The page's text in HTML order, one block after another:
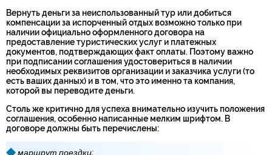
Вернуть деньги за неиспользованный тур или добиться
компенсации за испорченный отдых возможно только при
наличии официально оформленного договора на
предоставление туристических услуг и платежных
документов, подтверждающих факт оплаты. Поэтому важно
при подписании соглашения удостовериться в наличии
необходимых реквизитов организации и заказчика услуги (то
есть ваших данных) и в том, что это именно та компания,
которой вы переводите деньги.
Столь же критично для успеха внимательно изучить положения
соглашения, особенно написанные мелким шрифтом. В
договоре должны быть перечислены:
маршрут поездки;